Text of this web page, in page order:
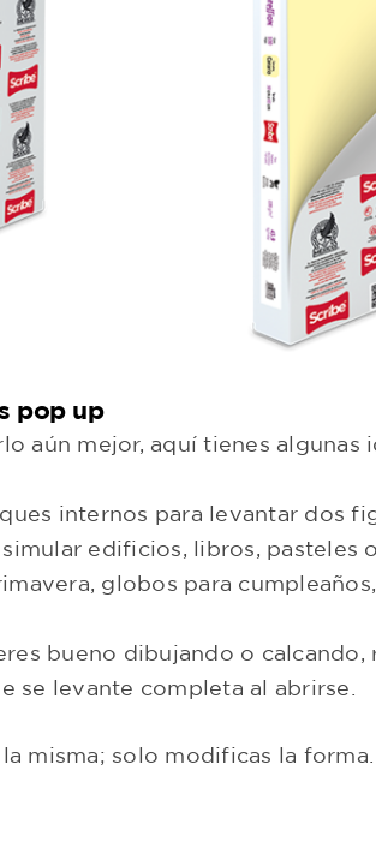
pop up
aún mejor, aquí tienes algunas
internos para levantar dos
edificios, libros, pasteles
globos para
bueno dibujando o
se levante completa al abrirse.
misma; solo modificas la